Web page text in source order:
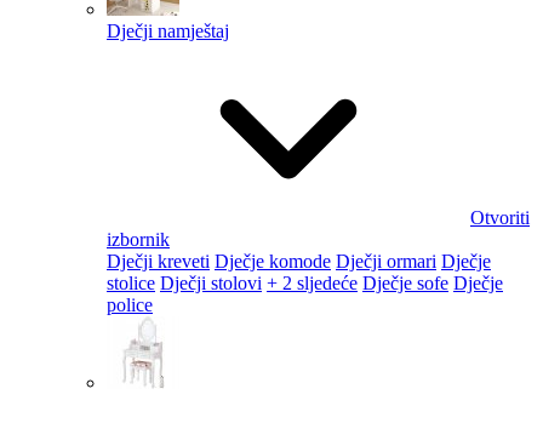
Dječji namještaj
Otvoriti
izbornik
Dječji kreveti Dječje komode Dječji ormari Dječje
stolice Dječji stolovi + 2 sljedeće Dječje sofe Dječje
police